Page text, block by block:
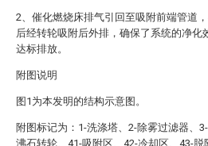
2、催化燃烧床排气引回至吸附前端管道
后经转轮吸附后外排，确保了系统的净化
达标排放。
附图说明
图1为本发明的结构示意图。
附图标记为：1-洗涤塔、2-除雾过滤器、
沸石转轮、41-吸附区、42-冷却区、43-脱